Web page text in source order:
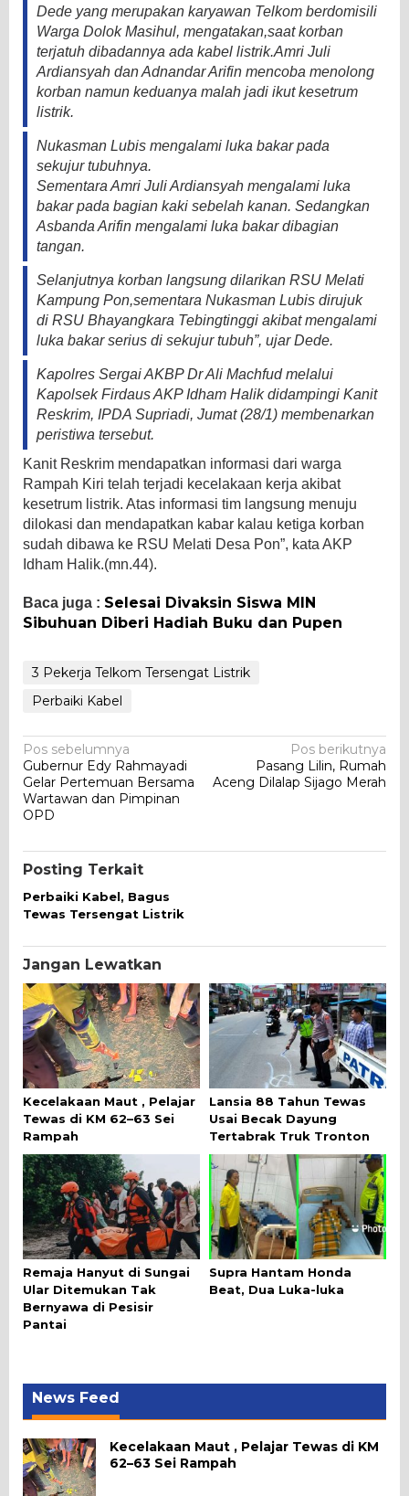
Dede yang merupakan karyawan Telkom berdomisili
Warga Dolok Masihul, mengatakan,saat korban
terjatuh dibadannya ada kabel listrik.Amri Juli
Ardiansyah dan Adnandar Arifin mencoba menolong
korban namun keduanya malah jadi ikut kesetrum
listrik.
Nukasman Lubis mengalami luka bakar pada
sekujur tubuhnya.
Sementara Amri Juli Ardiansyah mengalami luka
bakar pada bagian kaki sebelah kanan. Sedangkan
Asbanda Arifin mengalami luka bakar dibagian
tangan.
Selanjutnya korban langsung dilarikan RSU Melati
Kampung Pon,sementara Nukasman Lubis dirujuk
di RSU Bhayangkara Tebingtinggi akibat mengalami
luka bakar serius di sekujur tubuh”, ujar Dede.
Kapolres Sergai AKBP Dr Ali Machfud melalui
Kapolsek Firdaus AKP Idham Halik didampingi Kanit
Reskrim, IPDA Supriadi, Jumat (28/1) membenarkan
peristiwa tersebut.
Kanit Reskrim mendapatkan informasi dari warga
Rampah Kiri telah terjadi kecelakaan kerja akibat
kesetrum listrik. Atas informasi tim langsung menuju
dilokasi dan mendapatkan kabar kalau ketiga korban
sudah dibawa ke RSU Melati Desa Pon”, kata AKP
Idham Halik.(mn.44).
Baca juga : Selesai Divaksin Siswa MIN
Sibuhuan Diberi Hadiah Buku dan Pupen
3 Pekerja Telkom Tersengat Listrik
Perbaiki Kabel
Navigasi
pos
Pos sebelumnya
Gubernur Edy Rahmayadi
Gelar Pertemuan Bersama
Wartawan dan Pimpinan
OPD
Pos berikutnya
Pasang Lilin, Rumah
Aceng Dilalap Sijago Merah
Posting Terkait
Perbaiki Kabel, Bagus
Tewas Tersengat Listrik
Jangan Lewatkan
Kecelakaan Maut , Pelajar
Tewas di KM 62–63 Sei
Rampah
Lansia 88 Tahun Tewas
Usai Becak Dayung
Tertabrak Truk Tronton
Remaja Hanyut di Sungai
Ular Ditemukan Tak
Bernyawa di Pesisir
Pantai
Supra Hantam Honda
Beat, Dua Luka-luka
News Feed
Kecelakaan Maut , Pelajar Tewas di KM
62–63 Sei Rampah